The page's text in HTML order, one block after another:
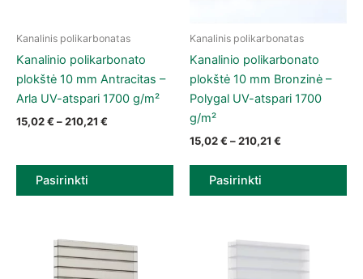
Kanalinis polikarbonatas
Kanalinio polikarbonato
plokštė 10 mm Antracitas –
Arla UV-atspari 1700 g/m²
15,02€ –210,21 € Price range: 15,02 € through 210,21 €
Pasirinkti
This product has multiple variants. The options may be
Kanalinis polikarbonatas
Kanalinio polikarbonato
plokštė 10 mm Bronzinė –
Polygal UV-atspari 1700
g/m²
15,02€ –210,21 €
Pasirinkti
This product has multiple